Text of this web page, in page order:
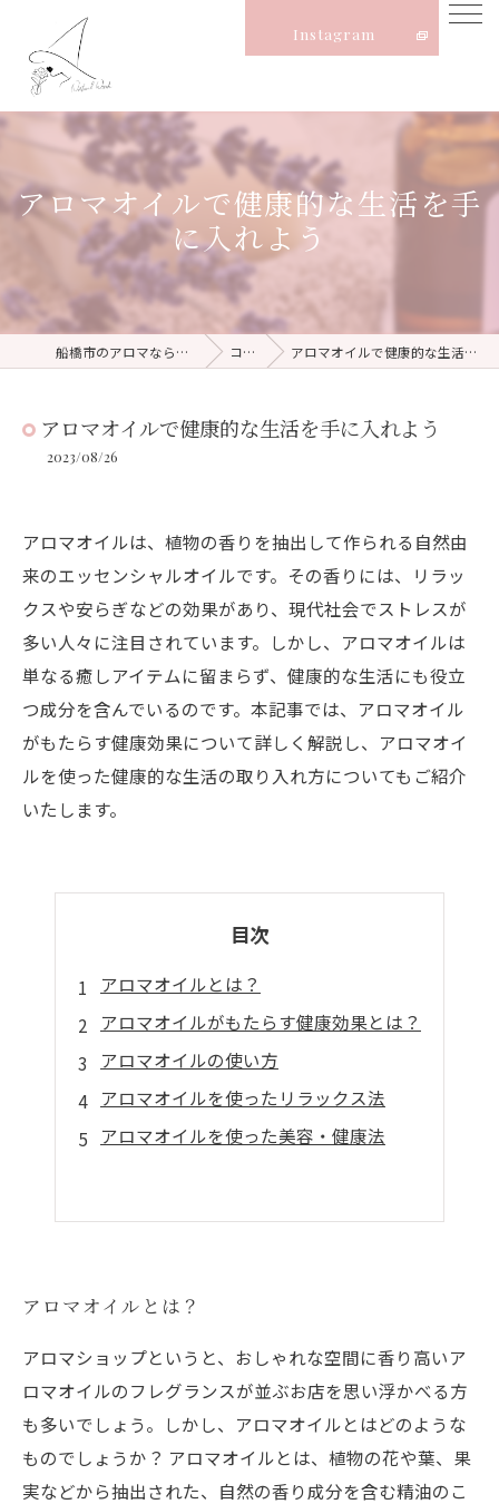
Instagram
アロマオイルで健康的な生活を手
に入れよう
船橋市のアロマならNatural Witch コラム アロマオイルで健康的な生活を手に入れよう
アロマオイルで健康的な生活を手に入れよう
2023/08/26
アロマオイルは、植物の香りを抽出して作られる自然由
来のエッセンシャルオイルです。その香りには、リラッ
クスや安らぎなどの効果があり、現代社会でストレスが
多い人々に注目されています。しかし、アロマオイルは
単なる癒しアイテムに留まらず、健康的な生活にも役立
つ成分を含んでいるのです。本記事では、アロマオイル
がもたらす健康効果について詳しく解説し、アロマオイ
ルを使った健康的な生活の取り入れ方についてもご紹介
いたします。
目次
アロマオイルとは？
アロマオイルがもたらす健康効果とは？
アロマオイルの使い方
アロマオイルを使ったリラックス法
アロマオイルを使った美容・健康法
アロマオイルとは？
アロマショップというと、おしゃれな空間に香り高いア
ロマオイルのフレグランスが並ぶお店を思い浮かべる方
も多いでしょう。しかし、アロマオイルとはどのような
ものでしょうか？ アロマオイルとは、植物の花や葉、果
実などから抽出された、自然の香り成分を含む精油のこ